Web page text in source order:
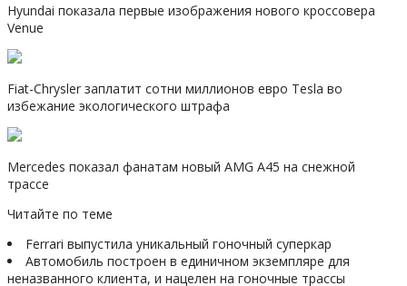
Hyundai показала первые изображения нового кроссовера
Venue
Fiat-Chrysler заплатит сотни миллионов евро Tesla во
избежание экологического штрафа
Mercedes показал фанатам новый AMG A45 на снежной
трассе
Читайте по теме
Ferrari выпустила уникальный гоночный суперкар
Автомобиль построен в единичном экземпляре для
неназванного клиента, и нацелен на гоночные трассы